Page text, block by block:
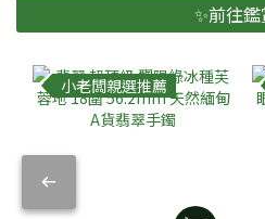
✨前往鑑
小老闆親選推薦